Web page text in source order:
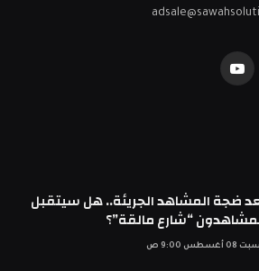
يوتيوب
ضجة المشاهد الجريئة.. هل سيتقبل
“شارع مالقة”؟
08 أغسطس 9:00 ص